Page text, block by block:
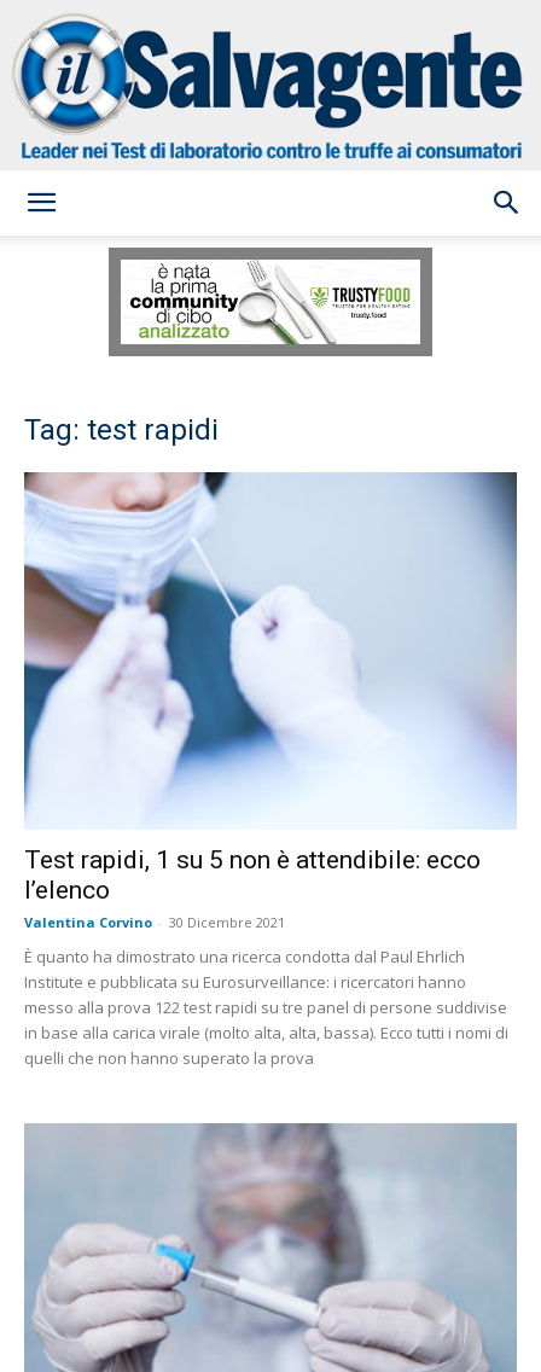
Salvagente
Tag: test rapidi
Test rapidi, 1 su 5 non è attendibile: ecco
l’elenco
Valentina Corvino - 30 Dicembre 2021
È quanto ha dimostrato una ricerca condotta dal Paul Ehrlich
Institute e pubblicata su Eurosurveillance: i ricercatori hanno
messo alla prova 122 test rapidi su tre panel di persone suddivise
in base alla carica virale (molto alta, alta, bassa). Ecco tutti i nomi di
quelli che non hanno superato la prova